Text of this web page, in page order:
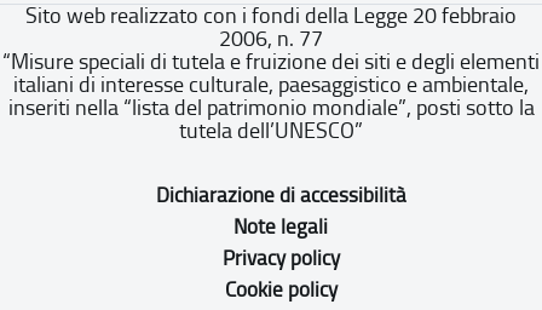
Sito web realizzato con i fondi della Legge 20 febbraio
2006, n. 77
“Misure speciali di tutela e fruizione dei siti e degli elementi
italiani di interesse culturale, paesaggistico e ambientale,
inseriti nella “lista del patrimonio mondiale”, posti sotto la
tutela dell’UNESCO”
Dichiarazione di accessibilità
Note legali
Privacy policy
Cookie policy